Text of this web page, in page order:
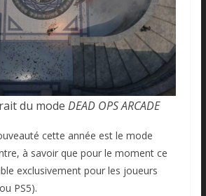
du mode DEAD OPS ARCADE
cette année est le mode
à savoir que pour le moment ce
exclusivement pour les joueurs
PS5).